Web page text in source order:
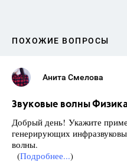
ПОХОЖИЕ ВОПРОСЫ
Анита Смелова
Звуковые волны
Добрый день! Укажите
генерирующих
волны.
(Подробнее...)